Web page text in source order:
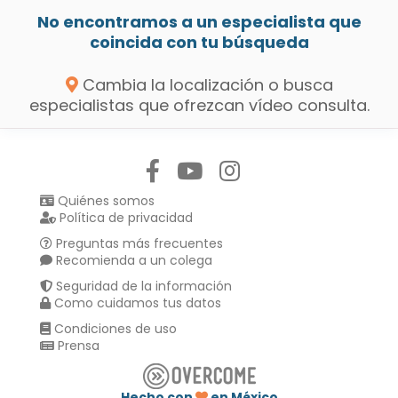
No encontramos a un especialista que
coincida con tu búsqueda
Cambia la localización o busca
especialistas que ofrezcan vídeo consulta.
Quiénes somos
Política de privacidad
Preguntas más frecuentes
Recomienda a un colega
Seguridad de la información
Como cuidamos tus datos
Condiciones de uso
Prensa